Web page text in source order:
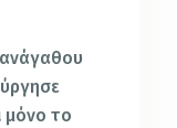
μόνο το